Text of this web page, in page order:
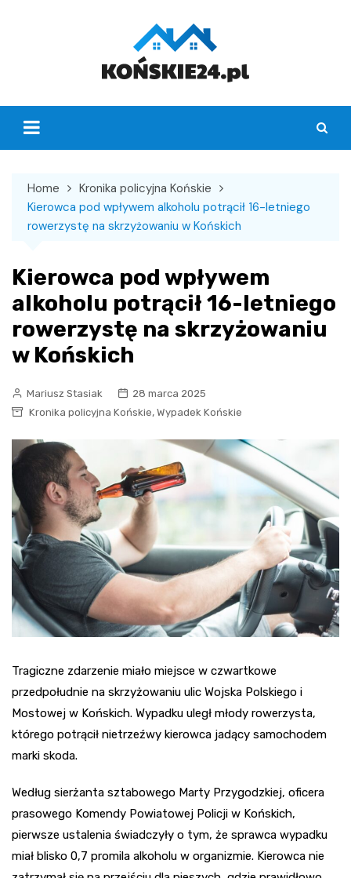
Home
Kronika policyjna Końskie
Kierowca pod wpływem alkoholu potrącił 16-letniego
rowerzystę na skrzyżowaniu w Końskich
Kierowca pod wpływem
alkoholu potrącił 16-letniego
rowerzystę na skrzyżowaniu
w Końskich
Mariusz Stasiak
28 marca 2025
Kronika policyjna Końskie, Wypadek Końskie
Tragiczne zdarzenie miało miejsce w czwartkowe
przedpołudnie na skrzyżowaniu ulic Wojska Polskiego i
Mostowej w Końskich. Wypadku uległ młody rowerzysta,
którego potrącił nietrzeźwy kierowca jadący samochodem
marki skoda.
Według sierżanta sztabowego Marty Przygodzkiej, oficera
prasowego Komendy Powiatowej Policji w Końskich,
pierwsze ustalenia świadczyły o tym, że sprawca wypadku
miał blisko 0,7 promila alkoholu w organizmie. Kierowca nie